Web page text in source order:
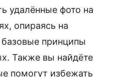
удалённые фото на
опираясь на
принципы
Также вы найдёте
помогут избежать